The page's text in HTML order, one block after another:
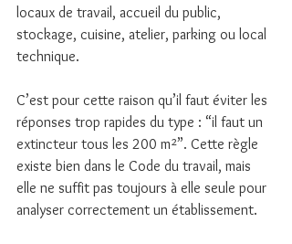
locaux de travail, accueil du public,
stockage, cuisine, atelier, parking ou local
technique.
C’est pour cette raison qu’il faut éviter les
réponses trop rapides du type : “il faut un
extincteur tous les 200 m²”. Cette règle
existe bien dans le Code du travail, mais
elle ne suffit pas toujours à elle seule pour
analyser correctement un établissement.